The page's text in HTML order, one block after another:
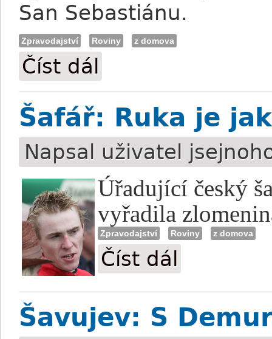
San Sebastiánu.
Zpravodajství Roviny z domova
Číst dál
Šafář: Ruka je
Napsal uživatel
Úřadující český
vyřadila
Zpravodajství Roviny z domova
Číst dál
Šavujev: S